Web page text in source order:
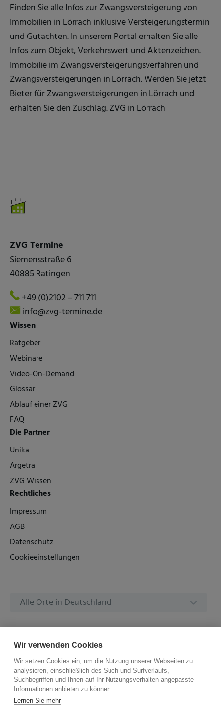
Finden Sie alle Infos zur Zwangsversteigerung von
Immobilien in Lörrach inklusive Versteigerungstermin
und Gutachten. In unserem Portal erhalten Sie alle
Infos zum Objekt, Verkehrswert und Aktenzeichen.
Immobilie im Zwangsversteigerungsverfahren und
Zwangsversteigerungen in Lörrach. Werden Sie jetzt
Bieter für Zwangsversteigerungen in Lörrach und
erhalten Sie den Zuschlag. ZVG in Lörrach
ZVG Termine
Siemensstraße 6
40885 Ratingen
+49 (0)2102 – 711 711
info@zvg-termine.de
Wissen
Ratgeber
Webinare
Video-On-Demand
Glossar
Ablauf einer ZVG
FAQ
Die Partner
Unika
Argetra
ZVG Wissen
Rechtliches
Impressum
AGB
Datenschutz
Cookieeinstellungen
Alle Orte in Deutschland
Alle Amtsgerichte in Deutschland
©2026 –ZVG Termine.Alle Rechte Vorbehalten.
Wir verwenden Cookies
Wir setzen Cookies ein, um die Nutzung unserer Webseiten zu
analysieren, einschließlich des Such und Surfverlaufs,
Suchbegriffen und Ihnen auf Ihr Nutzungsverhalten angepasste
Informationen anbieten zu können.
Lernen Sie mehr